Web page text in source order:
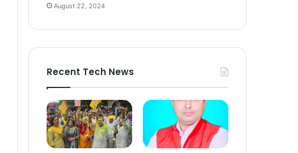
August 22, 2024
Recent Tech News